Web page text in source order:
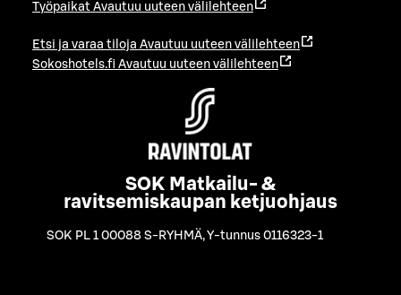
Työpaikat Avautuu uuteen välilehteen
Etsi ja varaa tiloja Avautuu uuteen välilehteen
Sokoshotels.fi Avautuu uuteen välilehteen
SOK Matkailu- &
ravitsemiskaupan ketjuohjaus
SOK PL 1 00088 S-RYHMÄ,Y-tunnus 0116323-1